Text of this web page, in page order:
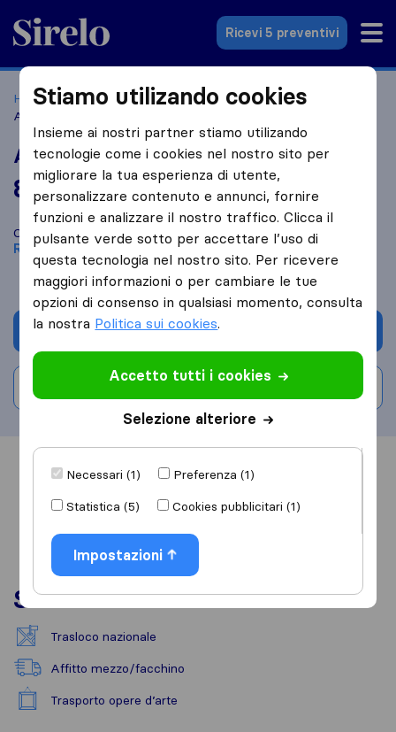
Sirelo.it
Ricevi 5 preventivi
Home Le 10 migliori aziende di traslochi in Italia
Agliardi Traslochi
Agliardi Traslochi
8,4 basato su 6
recensioni di Sirelo e Google
i
Confronta Agliardi Traslochi con altreaziende di traslochi
Rezzato
Chiedi preventivo
Informazioni Recensioni
Servizi
Trasloco nazionale
Affitto mezzo/facchino
Trasporto opere d’arte
Stiamo utilizando cookies
Insieme ai nostri partner stiamo utilizando
tecnologie come i cookies nel nostro sito per
migliorare la tua esperienza di utente,
personalizzare contenuto e annunci, fornire
funzioni e analizzare il nostro traffico. Clicca il
pulsante verde sotto per accettare l’uso di
questa tecnologia nel nostro sito. Per ricevere
maggiori informazioni o per cambiare le tue
opzioni di consenso in qualsiasi momento, consulta
la nostra Politica sui cookies.
Accetto tutti i cookies
Selezione alteriore
Necessari (1)
Preferenza (1)
Statistica (5)
Cookies pubblicitari (1)
Impostazioni